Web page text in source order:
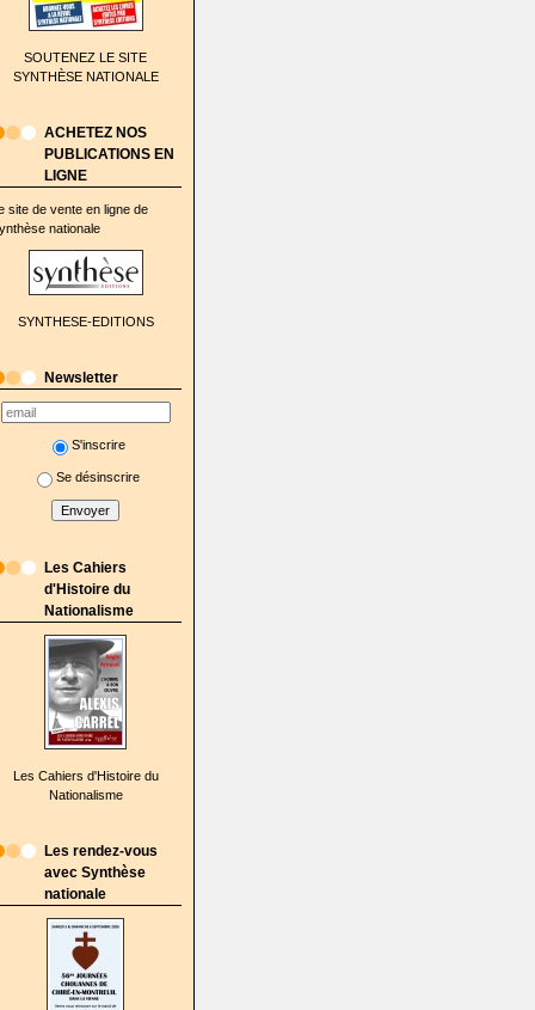
SOUTENEZ LE SITE
SYNTHÈSE NATIONALE
ACHETEZ NOS
PUBLICATIONS EN
LIGNE
site de vente en ligne de
nationale
SYNTHESE-EDITIONS
Newsletter
S'inscrire
Se désinscrire
Les Cahiers
d'Histoire du
Nationalisme
Les Cahiers d'Histoire du
Nationalisme
Les rendez-vous
avec Synthèse
nationale